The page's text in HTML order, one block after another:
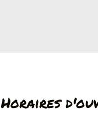
Horaires